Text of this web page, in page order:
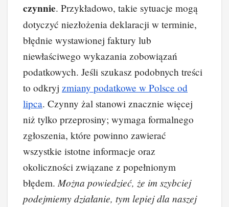
czynnie. Przykładowo, takie sytuacje mogą
dotyczyć niezłożenia deklaracji w terminie,
błędnie wystawionej faktury lub
niewłaściwego wykazania zobowiązań
podatkowych. Jeśli szukasz podobnych treści
to odkryj zmiany podatkowe w Polsce od
lipca. Czynny żal stanowi znacznie więcej
niż tylko przeprosiny; wymaga formalnego
zgłoszenia, które powinno zawierać
wszystkie istotne informacje oraz
okoliczności związane z popełnionym
błędem.Można powiedzieć, że im szybciej
podejmiemy działanie, tym lepiej dla naszej